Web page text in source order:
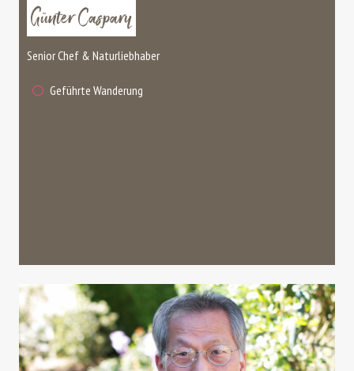
Günter Caspary
Senior Chef & Naturliebhaber
Geführte Wanderung